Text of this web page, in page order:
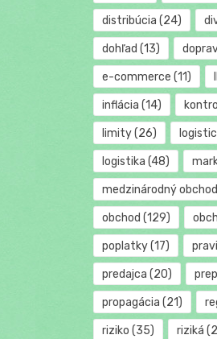
distribúcia (24)
dohľad (13)
e-commerce (11)
inflácia (14)
limity(26)
logistika (48)
medzinárodný obchod
obchod (129)
poplatky(17)
predajca (20)
propagácia (21)
riziko (35) riziká